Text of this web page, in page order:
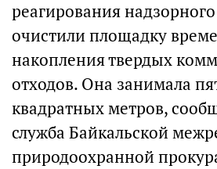
реагирования
очистили площадку
накопления твердых
отходов. Она занимала
квадратных метров,
служба Байкальской
природоохранной